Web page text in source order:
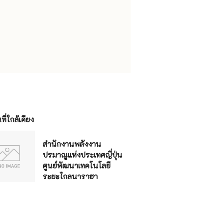
ใกล้เคียง
สำนักงานพลังงาน
ปรมาณูแห่งประเทศญี่ปุ่น
ศูนย์พัฒนาเทคโนโลยี
ระยะไกลนาราฮา